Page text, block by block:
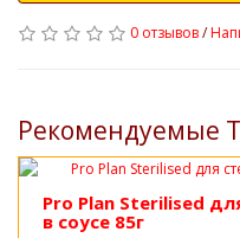
0 отзывов/
Рекомендуемые
Pro Plan Sterilised
в соусе 85г